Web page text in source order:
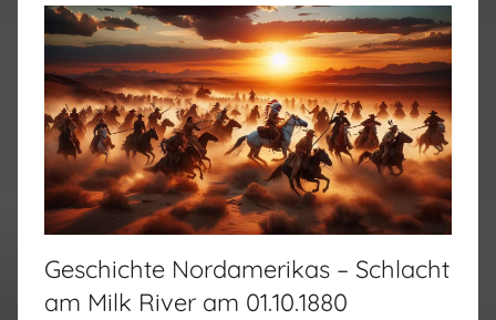
Geschichte Nordamerikas – Schlacht
am Milk River am 01.10.1880